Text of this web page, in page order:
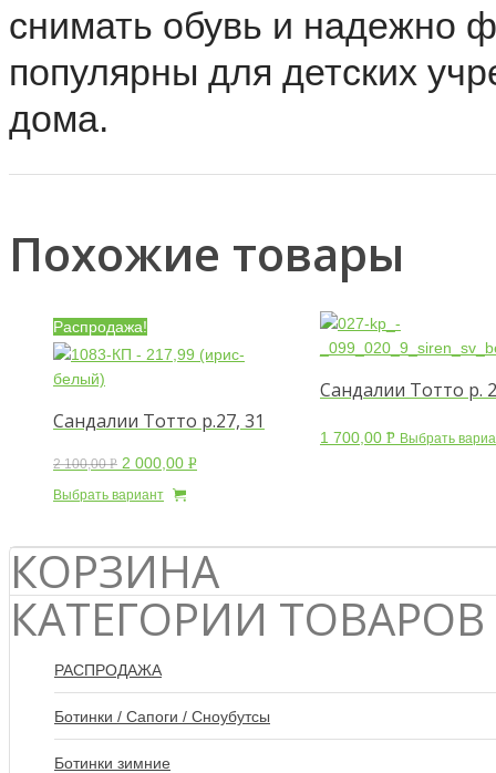
снимать обувь и надежно
популярны для детских
дома.
Похожие товары
Распродажа!
Сандалии Тотто р.27, 31
2 100,00Р 2 000,00 Р
Выбрать вариант
Сандалии Тотто р.
1 700,00 Р Выбрать
КОРЗИНА
КАТЕГОРИИ ТОВАРОВ
РАСПРОДАЖА
Ботинки / Сапоги / Сноубутсы
Ботинки зимние